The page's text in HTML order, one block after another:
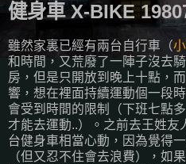
健身車 X-BIKE
雖然家裏已經有兩台自行車（
和時間，又荒廢了一陣子沒去
房，但是只開放到晚上十點，
響，想在裡面持續運動個一段
會受到時間的限制（下班七點
才能去運動..）。之前去王姓友
台健身車相當心動，因為覺得
（但又忍不住會去浪費），如